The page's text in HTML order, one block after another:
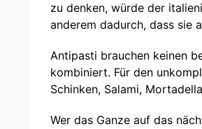
zu denken, würde der
anderem dadurch, dass sie
Antipasti brauchen keinen
kombiniert. Für den
Schinken, Salami,
Wer das Ganze auf das